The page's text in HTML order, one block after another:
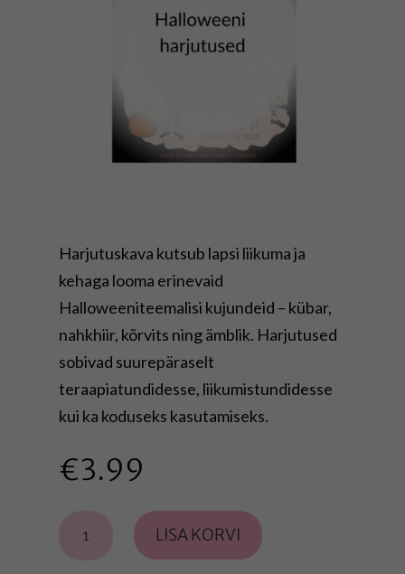
Harjutuskava kutsub lapsi liikuma ja
kehaga looma erinevaid
Halloweeniteemalisi kujundeid – kübar,
nahkhiir, kõrvits ning ämblik. Harjutused
sobivad suurepäraselt
teraapiatundidesse, liikumistundidesse
kui ka koduseks kasutamiseks.
€3.99
harjutused
LISA KORVI